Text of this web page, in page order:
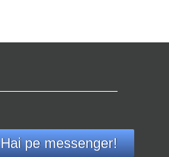
Hai pe messenger!